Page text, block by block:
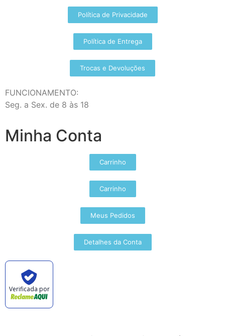
Política de Privacidade
Política de Entrega
Trocas e Devoluções
FUNCIONAMENTO:
Seg. a Sex. de 8 às 18
Minha Conta
Carrinho
Carrinho
Meus Pedidos
Detalhes da Conta
Verificada por